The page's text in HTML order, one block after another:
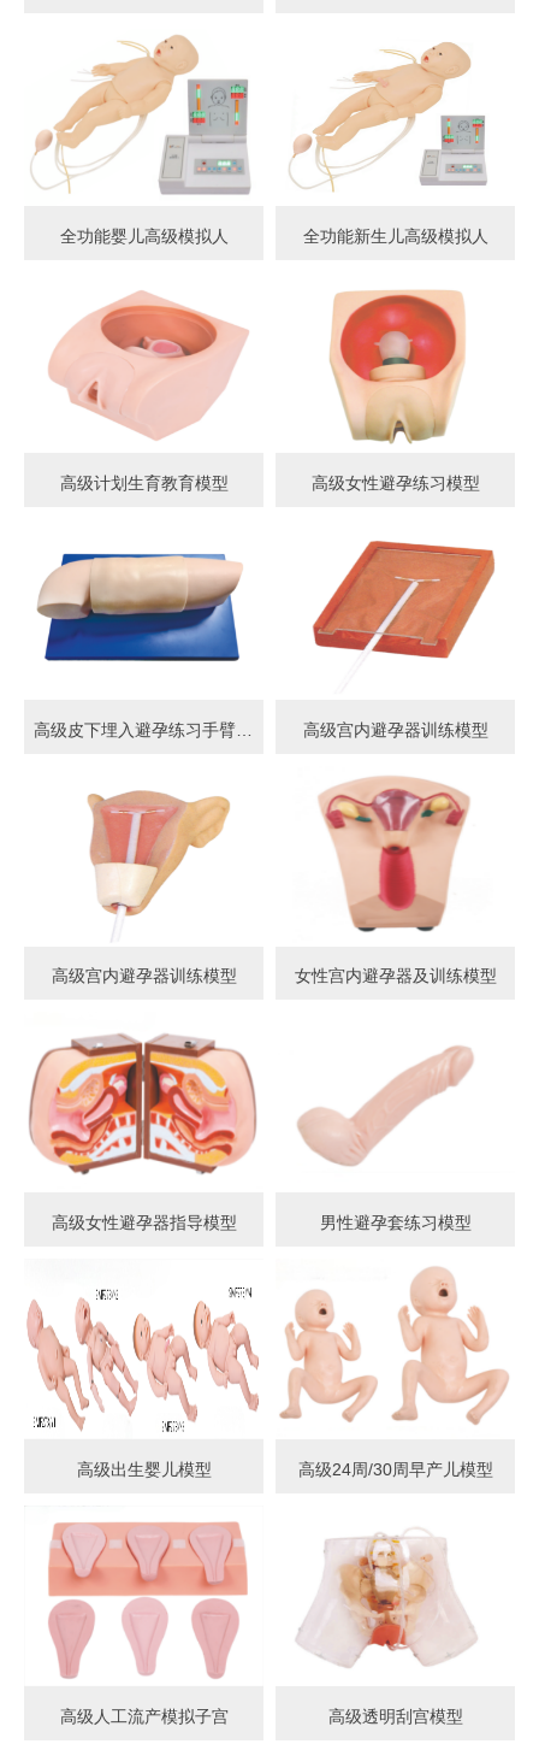
全功能婴儿高级模拟人 全功能新生儿高级模拟人
高级计划生育教育模型 高级女性避孕练习模型
高级皮下埋入避孕练习手臂模型 高级宫内避孕器训练模型
高级宫内避孕器训练模型 女性宫内避孕器及训练模型
高级女性避孕器指导模型 男性避孕套练习模型
高级出生婴儿模型 高级24周/30周早产儿模型
高级人工流产模拟子宫 高级透明刮宫模型